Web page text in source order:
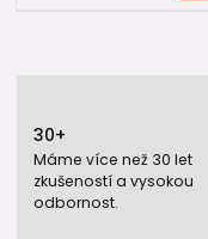
30+
Máme více než 30 let
zkušeností a vysokou
odbornost.